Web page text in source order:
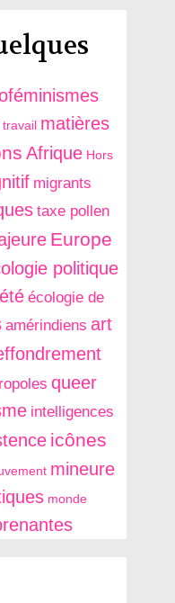
travail matières
Afrique Hors
migrants
taxe pollen
Europe
politique
écologie de
amérindiens art
queer
intelligences
icônes
mineure
monde